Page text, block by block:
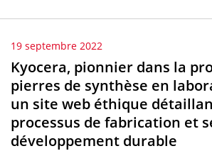
19 septembre 2022
Kyocera, pionnier dans la
pierres de synthèse en
un site web éthique
processus de fabrication et
développement durable